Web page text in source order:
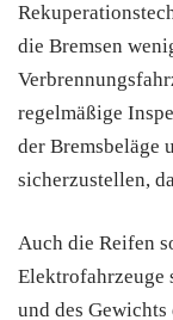
die Bremsen
regelmäßige
der Bremsbeläge
sicherzustellen,
Auch die Reifen
Elektrofahrzeuge
und des